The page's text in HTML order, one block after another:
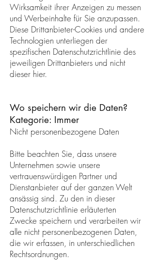
Wirksamkeit ihrer Anzeigen zu messen
und Werbeinhalte für Sie anzupassen.
Diese Drittanbieter-Cookies und andere
Technologien unterliegen der
spezifischen Datenschutzrichtlinie des
jeweiligen Drittanbieters und nicht
dieser hier.
Wo speichern wir die Daten?
Kategorie: Immer
Nicht personenbezogene Daten
Bitte beachten Sie, dass unsere
Unternehmen sowie unsere
vertrauenswürdigen Partner und
Dienstanbieter auf der ganzen Welt
ansässig sind. Zu den in dieser
Datenschutzrichtlinie erläuterten
Zwecke speichern und verarbeiten wir
alle nicht personenbezogenen Daten,
die wir erfassen, in unterschiedlichen
Rechtsordnungen.